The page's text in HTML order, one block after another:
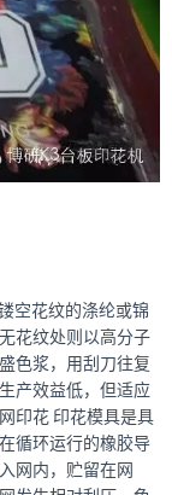
空花纹的涤纶或锦
花纹处则以高分子
色浆，用刮刀往复
产效益低，但适应
印花 印花模具是具
循环运行的橡胶导
网内，贮留在网